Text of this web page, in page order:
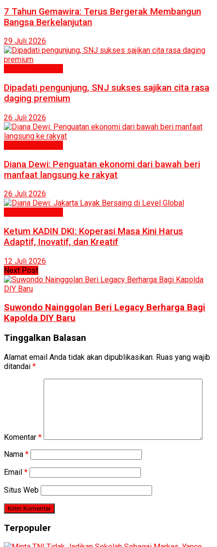
7 Tahun Gemawira: Terus Bergerak Membangun
Bangsa Berkelanjutan
29 Juli 2026
Dipadati pengunjung, SNJ sukses sajikan cita rasa
daging premium
26 Juli 2026
Diana Dewi: Penguatan ekonomi dari bawah beri
manfaat langsung ke rakyat
26 Juli 2026
Ketum KADIN DKI: Koperasi Masa Kini Harus
Adaptif, Inovatif, dan Kreatif
12 Juli 2026
Next Post
Suwondo Nainggolan Beri Legacy Berharga Bagi
Kapolda DIY Baru
Tinggalkan Balasan
Alamat email Anda tidak akan dipublikasikan. Ruas yang wajib
ditandai *
Komentar *
Nama *
Email *
Situs Web
Terpopuler